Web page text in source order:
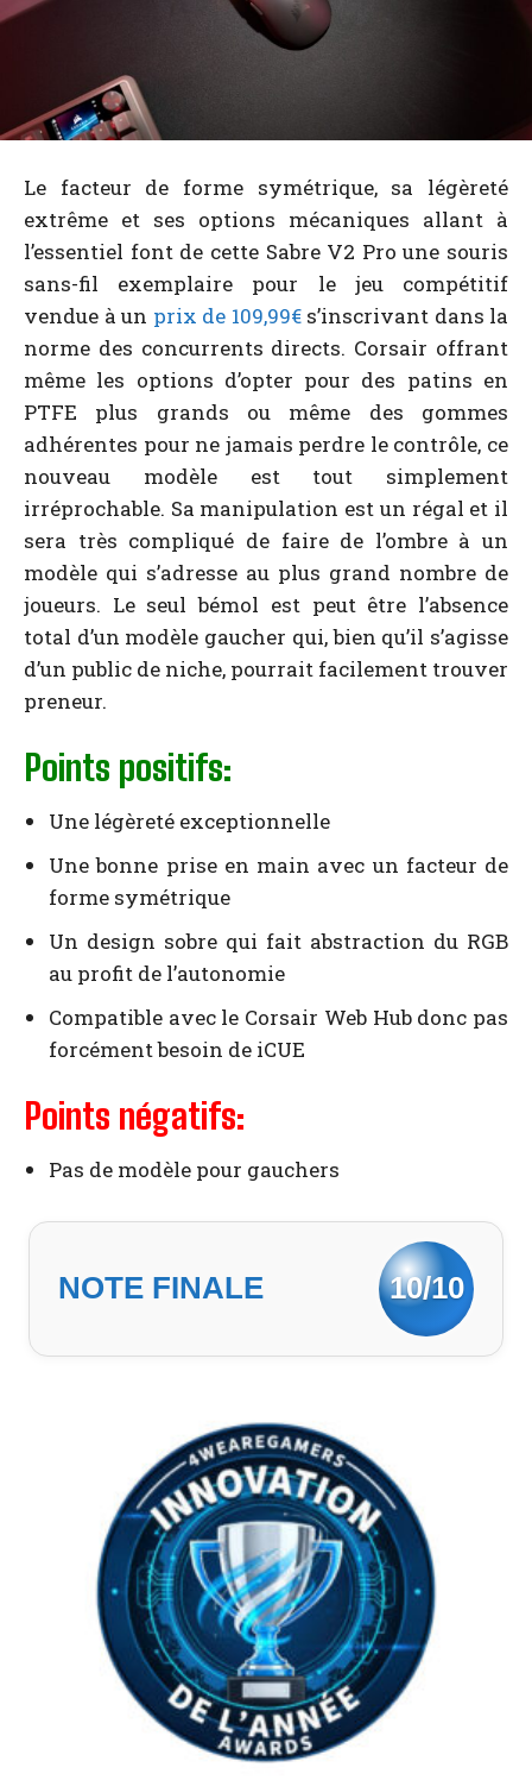
Le facteur de forme symétrique, sa légèreté
extrême et ses options mécaniques allant à
l’essentiel font de cette Sabre V2 Pro une souris
sans-fil exemplaire pour le jeu compétitif
vendue à un prix de 109,99€s’inscrivant dans la
norme des concurrents directs. Corsair offrant
même les options d’opter pour des patins en
PTFE plus grands ou même des gommes
adhérentes pour ne jamais perdre le contrôle, ce
nouveau modèle est tout simplement
irréprochable. Sa manipulation est un régal et il
sera très compliqué de faire de l’ombre à un
modèle qui s’adresse au plus grand nombre de
joueurs. Le seul bémol est peut être l’absence
total d’un modèle gaucher qui, bien qu’il s’agisse
d’un public de niche, pourrait facilement trouver
preneur.
Points positifs:
Une légèreté exceptionnelle
Une bonne prise en main avec un facteur de
forme symétrique
Un design sobre qui fait abstraction du RGB
au profit de l’autonomie
Compatible avec le Corsair Web Hub donc pas
forcément besoin de iCUE
Points négatifs:
Pas de modèle pour gauchers
NOTE FINALE 10/10